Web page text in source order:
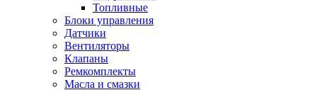
Топливные
Блоки управления
Датчики
Вентиляторы
Клапаны
Ремкомплекты
Масла и смазки